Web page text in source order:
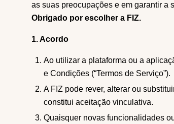
as suas preocupações e em garantir a
Obrigado por escolher a FIZ.
1. Acordo
Ao utilizar a plataforma ou a
e Condições (“Termos de Serviço”).
A FIZ pode rever, alterar ou
constitui aceitação vinculativa.
Quaisquer novas funcionalidades